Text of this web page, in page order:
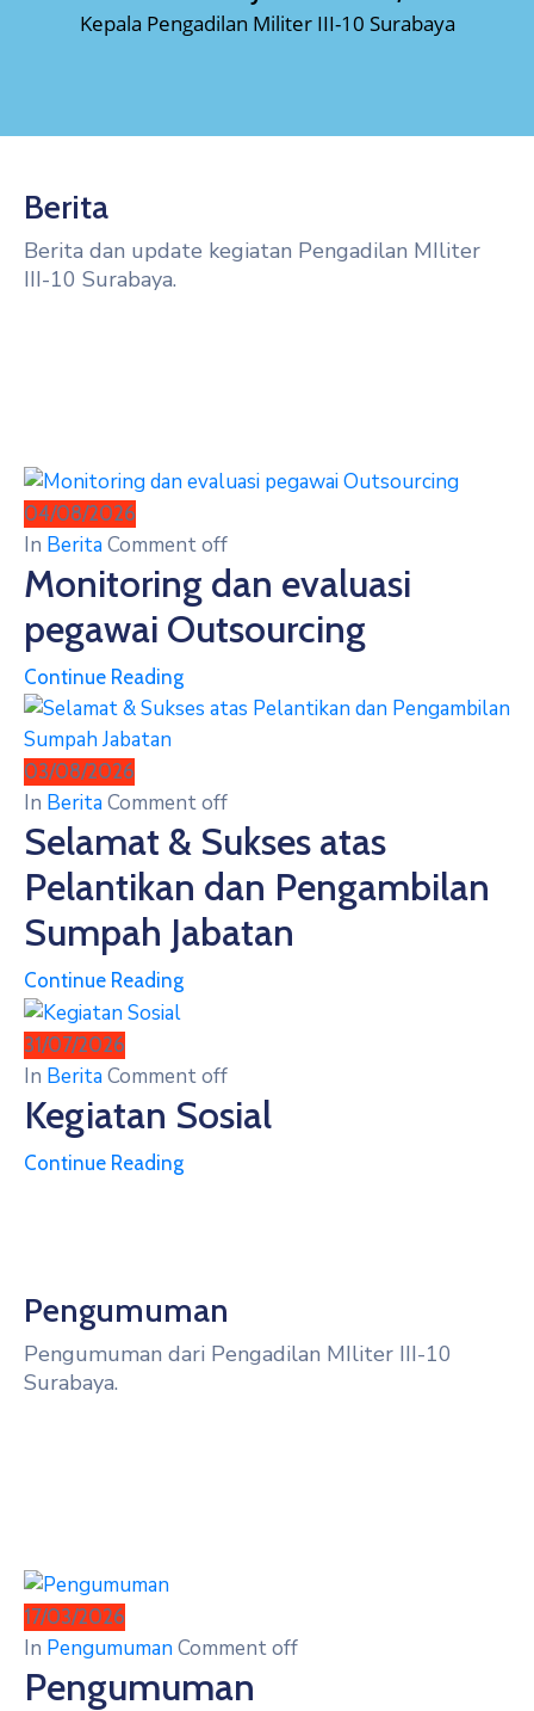
Kepala Pengadilan Militer III-10 Surabaya
Berita
Berita dan update kegiatan Pengadilan MIliter
III-10 Surabaya.
04/08/2026
In BeritaComment off
Monitoring dan evaluasi
pegawai Outsourcing
Continue Reading
03/08/2026
In BeritaComment off
Selamat & Sukses atas
Pelantikan dan Pengambilan
Sumpah Jabatan
Continue Reading
31/07/2026
In BeritaComment off
Kegiatan Sosial
Continue Reading
Pengumuman
Pengumuman dari Pengadilan MIliter III-10
Surabaya.
17/03/2026
In PengumumanComment off
Pengumuman